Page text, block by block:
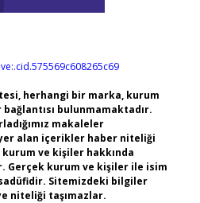
herhangi bir marka, kurum
bulunmamaktadır.
makaleler
alan içerikler haber niteliği
ve kişiler hakkında
Gerçek kurum ve kişiler ile isim
Sitemizdeki bilgiler
niteliği taşımazlar.